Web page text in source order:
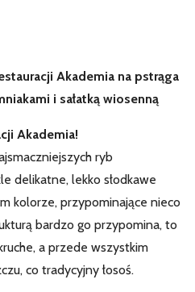
Akademia na pstrąga
i sałatką wiosenną
Akademia!
ryb
delikatne, lekko słodkawe
kolorze, przypominające nieco
bardzo go przypomina, to
a przede wszystkim
co tradycyjny łosoś.